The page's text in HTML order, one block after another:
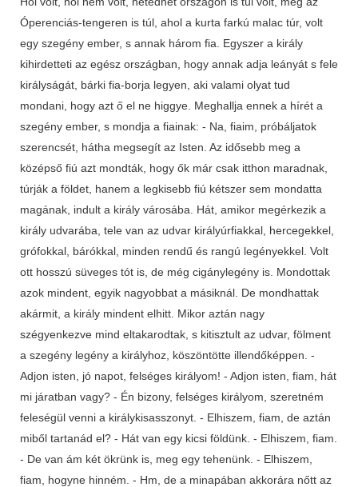
Óperenciás-tengeren is túl, ahol a kurta farkú malac túr, volt
egy szegény ember, s annak három fia. Egyszer a király
kihirdetteti az egész országban, hogy annak adja leányát s fele
királyságát, bárki fia-borja legyen, aki valami olyat tud
mondani, hogy azt ő el ne higgye. Meghallja ennek a hírét a
szegény ember, s mondja a fiainak: - Na, fiaim, próbáljatok
szerencsét, hátha megsegít az Isten. Az idősebb meg a
középső fiú azt mondták, hogy ők már csak itthon maradnak,
túrják a földet, hanem a legkisebb fiú kétszer sem mondatta
magának, indult a király városába. Hát, amikor megérkezik a
király udvarába, tele van az udvar királyúrfiakkal, hercegekkel,
grófokkal, bárókkal, minden rendű és rangú legényekkel. Volt
ott hosszú süveges tót is, de még cigánylegény is. Mondottak
azok mindent, egyik nagyobbat a másiknál. De mondhattak
akármit, a király mindent elhitt. Mikor aztán nagy
szégyenkezve mind eltakarodtak, s kitisztult az udvar, fölment
a szegény legény a királyhoz, köszöntötte illendőképpen. -
Adjon isten, jó napot, felséges királyom! - Adjon isten, fiam, hát
mi járatban vagy? - Én bizony, felséges királyom, szeretném
feleségül venni a királykisasszonyt. - Elhiszem, fiam, de aztán
miből tartanád el? - Hát van egy kicsi földünk. - Elhiszem, fiam.
- De van ám két ökrünk is, meg egy tehenünk. - Elhiszem,
fiam, hogyne hinném. - Hm, de a minapában akkorára nőtt az